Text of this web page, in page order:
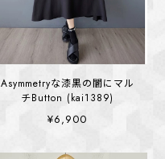
Asymmetryな漆黒の闇にマル
チButton (kai1389)
¥6,900